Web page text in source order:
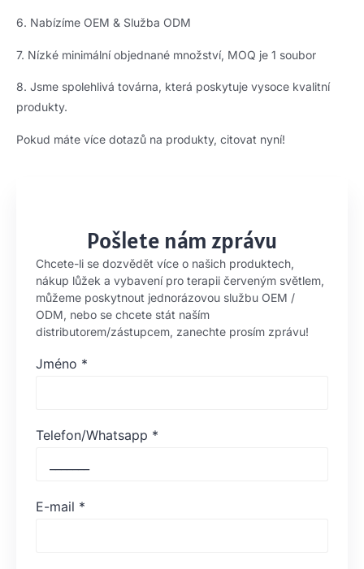
6. Nabízíme OEM & Služba ODM
7. Nízké minimální objednané množství, MOQ je 1 soubor
8. Jsme spolehlivá továrna, která poskytuje vysoce kvalitní
produkty.
Pokud máte více dotazů na produkty, citovat nyní!
Pošlete nám zprávu
Chcete-li se dozvědět více o našich produktech,
nákup lůžek a vybavení pro terapii červeným světlem,
můžeme poskytnout jednorázovou službu OEM /
ODM, nebo se chcete stát naším
distributorem/zástupcem, zanechte prosím zprávu!
Jméno *
Telefon/Whatsapp *
E-mail *